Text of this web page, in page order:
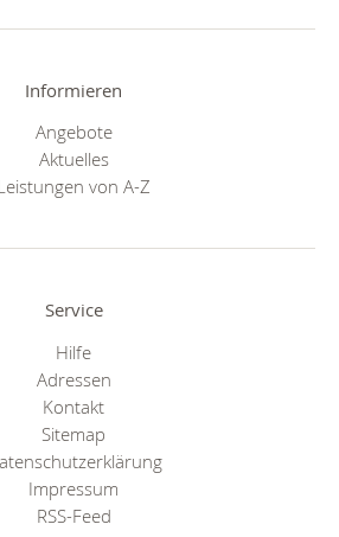
Informieren
Angebote
Aktuelles
von A-Z
Service
Hilfe
Adressen
Kontakt
Sitemap
Impressum
RSS-Feed